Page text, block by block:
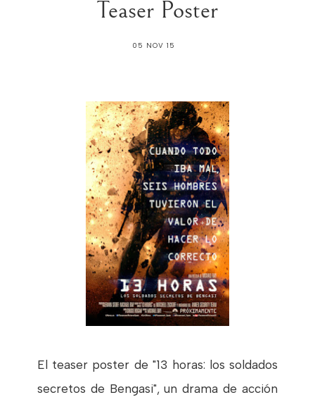
05 NOV 15
El teaser poster de "13 horas: los soldados
secretos de Bengasi", un drama de acción